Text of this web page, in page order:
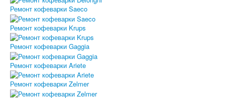
Ремонт кофеварки Saeco
Ремонт кофеварки Krups
Ремонт кофеварки Gaggia
Ремонт кофеварки Ariete
Ремонт кофеварки Zelmer